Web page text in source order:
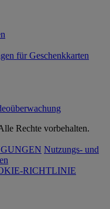
für Geschenkkarten
Rechte vorbehalten.
Nutzungs- und
RICHTLINIE